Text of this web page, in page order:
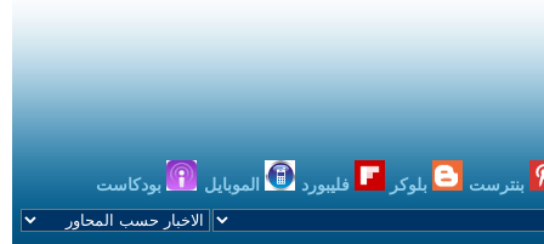
بنترست بلوكر فليبورد الموبايل بودكاست